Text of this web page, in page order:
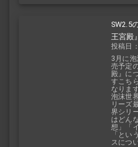
SW2.5
王宮殿
予想を
投稿日
3月に
売予定
殿』に
すこち
なりま
泡沫世
リーズ
界シリ
はどん
想」「
「とい
スにつ